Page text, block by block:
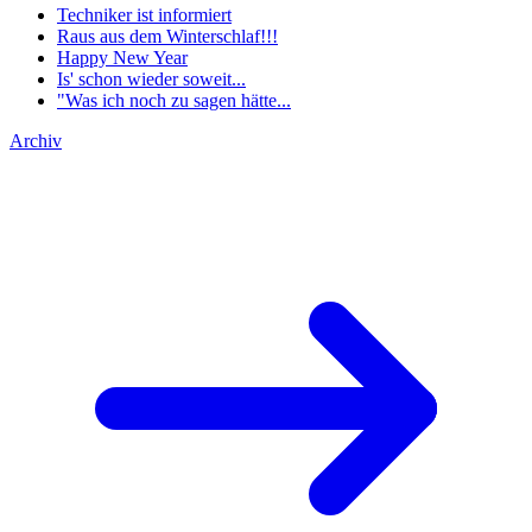
Techniker ist informiert
Raus aus dem Winterschlaf!!!
Happy New Year
Is' schon wieder soweit...
"Was ich noch zu sagen hätte...
Archiv